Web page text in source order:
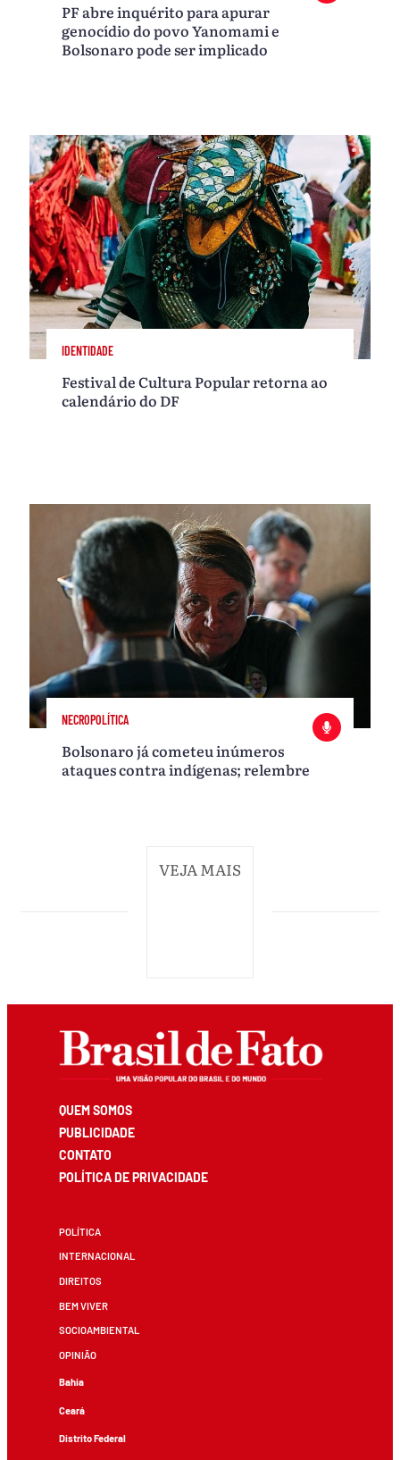
PF abre inquérito para apurar
genocídio do povo Yanomami e
Bolsonaro pode ser implicado
IDENTIDADE
Festival de Cultura Popular retorna ao
calendário do DF
NECROPOLÍTICA
Bolsonaro já cometeu inúmeros
ataques contra indígenas; relembre
VEJA MAIS
QUEM SOMOS
PUBLICIDADE
CONTATO
POLÍTICA DE PRIVACIDADE
POLÍTICA
INTERNACIONAL
DIREITOS
BEM VIVER
SOCIOAMBIENTAL
OPINIÃO
Bahia
Ceará
Distrito Federal